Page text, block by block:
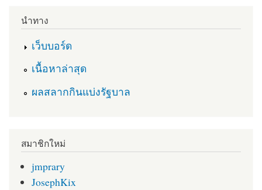
นำทาง
เว็บบอร์ด
เนื้อหาล่าสุด
ผลสลากกินแบ่งรัฐบาล
สมาชิกใหม่
jmprary
JosephKix